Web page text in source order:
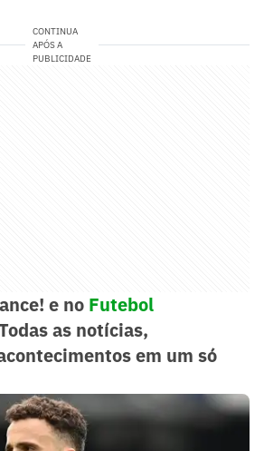
CONTINUA
APÓS A
PUBLICIDADE
e no Futebol
as notícias,
em um só